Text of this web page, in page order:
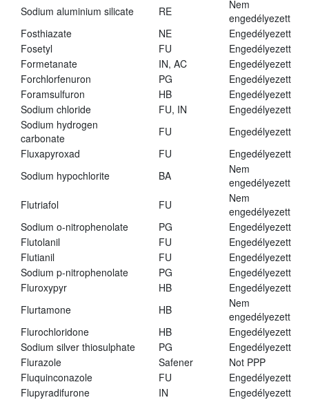
Sodium aluminium silicate
RE
Nem
engedélyezett
Fosthiazate
NE
Engedélyezett
Fosetyl
FU
Engedélyezett
Formetanate
IN, AC
Engedélyezett
Forchlorfenuron
PG
Engedélyezett
Foramsulfuron
HB
Engedélyezett
Sodium chloride
FU, IN
Engedélyezett
Sodium hydrogen
carbonate
FU
Engedélyezett
Fluxapyroxad
FU
Engedélyezett
Sodium hypochlorite
BA
Nem
engedélyezett
Flutriafol
FU
Nem
engedélyezett
Sodium o-nitrophenolate
PG
Engedélyezett
Flutolanil
FU
Engedélyezett
Flutianil
FU
Engedélyezett
Sodium p-nitrophenolate
PG
Engedélyezett
Fluroxypyr
HB
Engedélyezett
Flurtamone
HB
Nem
engedélyezett
Flurochloridone
HB
Engedélyezett
Sodium silver thiosulphate
PG
Engedélyezett
Flurazole
Safener
Not PPP
Fluquinconazole
FU
Engedélyezett
Flupyradifurone
IN
Engedélyezett